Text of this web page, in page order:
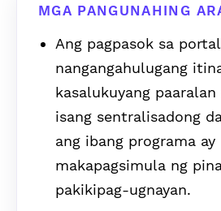
MGA PANGUNAHING
Ang pagpasok sa
nangangahulugang
kasalukuyang
isang sentralisadong
ang ibang programa ay
makapagsimula ng
pakikipag-ugnayan.